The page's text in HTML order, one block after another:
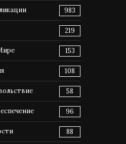
983
219
153
108
58
96
88